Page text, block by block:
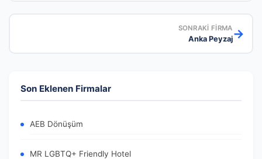
SONRAKI FIRMA
Anka Peyzaj→
Son Eklenen Firmalar
AEB Dönüşüm
MR LGBTQ+ Friendly Hotel